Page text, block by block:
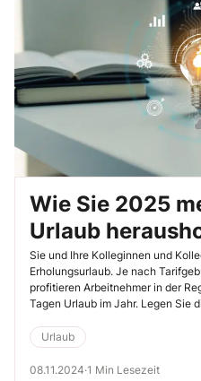
Wie Sie 2025
Urlaub
Sie und Ihre Kolleginnen und
Erholungsurlaub. Je nach
profitieren Arbeitnehmer in der
Tagen Urlaub im Jahr. Legen Sie
kommenden Jahr gibt es wieder
Urlaub
08.11.2024·1 Min Lesezeit